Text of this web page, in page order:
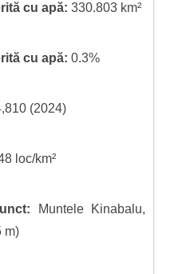
cu apă: 330.803 km²
cu apă: 0.3%
(2024)
loc/km²
Muntele Kinabalu,
m)